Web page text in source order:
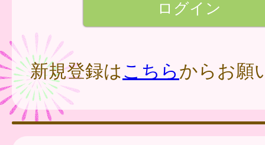
新規登録はこちらからお願